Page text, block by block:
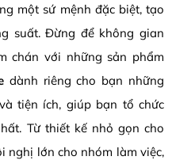
một sứ mệnh đặc biệt, tạo
suất. Đừng để không gian
chán với những sản phẩm
dành riêng cho bạn những
tiện ích, giúp bạn tổ chức
Từ thiết kế nhỏ gọn cho
nghị lớn cho nhóm làm việc,